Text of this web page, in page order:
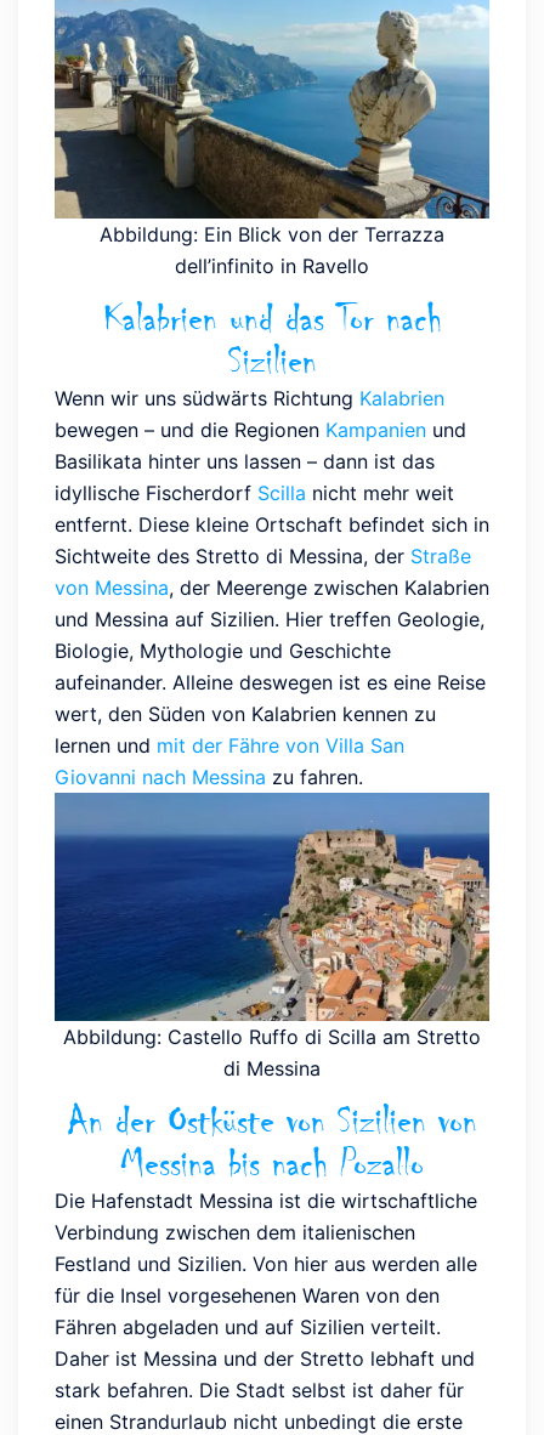
Abbildung: Ein Blick von der Terrazza
dell’infinito in Ravello
Kalabrien und das Tor nach
Sizilien
Wenn wir uns südwärts Richtung Kalabrien
bewegen – und die Regionen Kampanien und
Basilikata hinter uns lassen – dann ist das
idyllische Fischerdorf Scilla nicht mehr weit
entfernt. Diese kleine Ortschaft befindet sich in
Sichtweite des Stretto di Messina, der Straße
von Messina, der Meerenge zwischen Kalabrien
und Messina auf Sizilien. Hier treffen Geologie,
Biologie, Mythologie und Geschichte
aufeinander. Alleine deswegen ist es eine Reise
wert, den Süden von Kalabrien kennen zu
lernen und mit der Fähre von Villa San
Giovanni nach Messina zu fahren.
Abbildung: Castello Ruffo di Scilla am Stretto
di Messina
An der Ostküste von Sizilien von
Messina bis nach Pozallo
Die Hafenstadt Messina ist die wirtschaftliche
Verbindung zwischen dem italienischen
Festland und Sizilien. Von hier aus werden alle
für die Insel vorgesehenen Waren von den
Fähren abgeladen und auf Sizilien verteilt.
Daher ist Messina und der Stretto lebhaft und
stark befahren. Die Stadt selbst ist daher für
einen Strandurlaub nicht unbedingt die erste